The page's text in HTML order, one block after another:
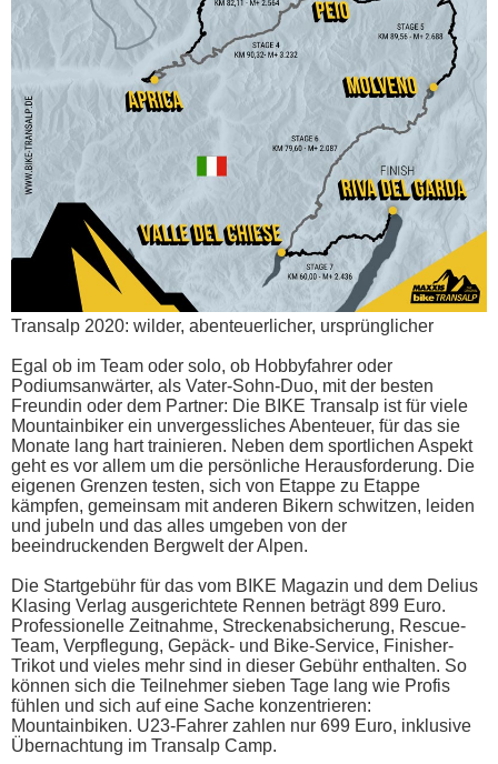
Transalp 2020: wilder, abenteuerlicher, ursprünglicher
Egal ob im Team oder solo, ob Hobbyfahrer oder
Podiumsanwärter, als Vater-Sohn-Duo, mit der besten
Freundin oder dem Partner: Die BIKE Transalp ist für viele
Mountainbiker ein unvergessliches Abenteuer, für das sie
Monate lang hart trainieren. Neben dem sportlichen Aspekt
geht es vor allem um die persönliche Herausforderung. Die
eigenen Grenzen testen, sich von Etappe zu Etappe
kämpfen, gemeinsam mit anderen Bikern schwitzen, leiden
und jubeln und das alles umgeben von der
beeindruckenden Bergwelt der Alpen.
Die Startgebühr für das vom BIKE Magazin und dem Delius
Klasing Verlag ausgerichtete Rennen beträgt 899 Euro.
Professionelle Zeitnahme, Streckenabsicherung, Rescue-
Team, Verpflegung, Gepäck- und Bike-Service, Finisher-
Trikot und vieles mehr sind in dieser Gebühr enthalten. So
können sich die Teilnehmer sieben Tage lang wie Profis
fühlen und sich auf eine Sache konzentrieren:
Mountainbiken. U23-Fahrer zahlen nur 699 Euro, inklusive
Übernachtung im Transalp Camp.